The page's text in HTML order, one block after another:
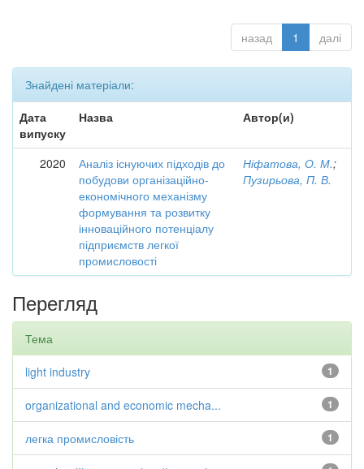
назад 1 далі
Знайдені матеріали:
Дата
випуску
Назва Автор(и)
2020
Аналіз існуючих підходів до
побудови організаційно-
економічного механізму
формування та розвитку
інноваційного потенціалу
підприємств легкої
промисловості
Ніфатова, О. М.;
Пузирьова, П. В.
Перегляд
Тема
1
light industry
1
organizational and economic mecha...
1
легка промисловість